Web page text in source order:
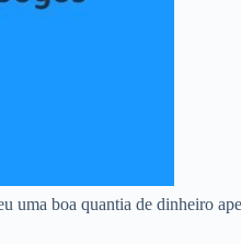
uma boa quantia de dinheiro